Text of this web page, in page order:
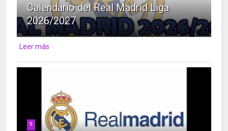
Calendario del Real Madrid Liga
2026/2027
Leer más
9